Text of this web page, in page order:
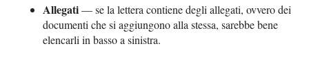
Allegati— se la lettera contiene degli allegati, ovvero dei
documenti che si aggiungono alla stessa, sarebbe bene
elencarli in basso a sinistra.